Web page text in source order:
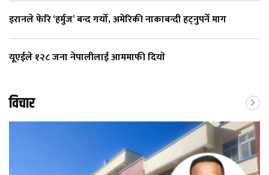
इरानले फेरि ‘हर्मुज’ बन्द गर्यो, अमेरिकी नाकाबन्दी हट्नुपर्ने माग
यूएईले १२८ जना नेपालीलाई आममाफी दियाे
विचार